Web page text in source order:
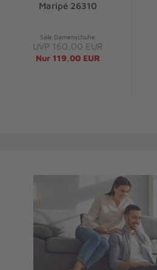
Maripé 26310
Sale Damenschuhe
UVP 160,00 EUR
Nur 119,00 EUR